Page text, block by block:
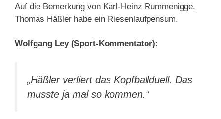
Auf die Bemerkung von Karl-Heinz Rummenigge,
Thomas Häßler habe ein Riesenlaufpensum.
Wolfgang Ley (Sport-Kommentator):
„Häßler verliert das Kopfballduell. Das
musste ja mal so kommen.“